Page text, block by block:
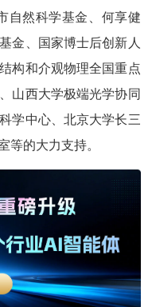
自然科学基金、何享健
金、国家博士后创新人
构和介观物理全国重点
山西大学极端光学协同
学中心、北京大学长三
等的大力支持。